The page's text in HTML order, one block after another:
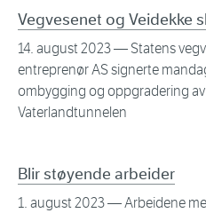
Vegvesenet og Veidekke
14. august 2023— Statens
entreprenør AS signerte
ombygging og oppgradering
Vaterlandtunnelen
Blir støyende arbeider
1. august 2023— Arbeidene